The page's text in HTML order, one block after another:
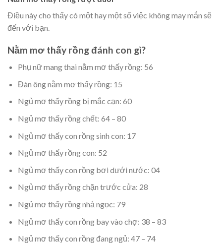
Điều này cho thấy có một hay một số việc không may mắn sẽ
đến với bạn.
Nằm mơ thấy rồng đánh con gì?
Phụ nữ mang thai nằm mơ thấy rồng: 56
Đàn ông nằm mơ thấy rồng: 15
Ngủ mơ thấy rồng bị mắc cạn: 60
Ngủ mơ thấy rồng chết: 64 – 80
Ngủ mơ thấy con rồng sinh con: 17
Ngủ mơ thấy rồng con: 52
Ngủ mơ thấy con rồng bơi dưới nước: 04
Ngủ mơ thấy rồng chặn trước cửa: 28
Ngủ mơ thấy rồng nhả ngọc: 79
Ngủ mơ thấy con rồng bay vào chợ: 38 – 83
Ngủ mơ thấy con rồng đang ngủ: 47 – 74